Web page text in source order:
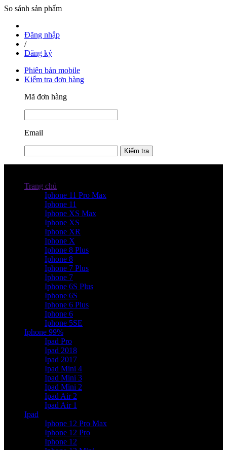
So sánh sản phẩm
Đăng nhập
/
Đăng ký
Phiên bản mobile
Kiểm tra đơn hàng
Mã đơn hàng
Email
Kiểm tra
Trang chủ
Iphone 11 Pro Max
Iphone 11
Iphone XS Max
Iphone XS
Iphone XR
Iphone X
Iphone 8 Plus
Iphone 8
Iphone 7 Plus
Iphone 7
Iphone 6S Plus
Iphone 6S
Iphone 6 Plus
Iphone 6
Iphone 5SE
Iphone 99%
Ipad Pro
Ipad 2018
Ipad 2017
Ipad Mini 4
Ipad Mini 3
Ipad Mini 2
Ipad Air 2
Ipad Air 1
Ipad
Iphone 12 Pro Max
Iphone 12 Pro
Iphone 12